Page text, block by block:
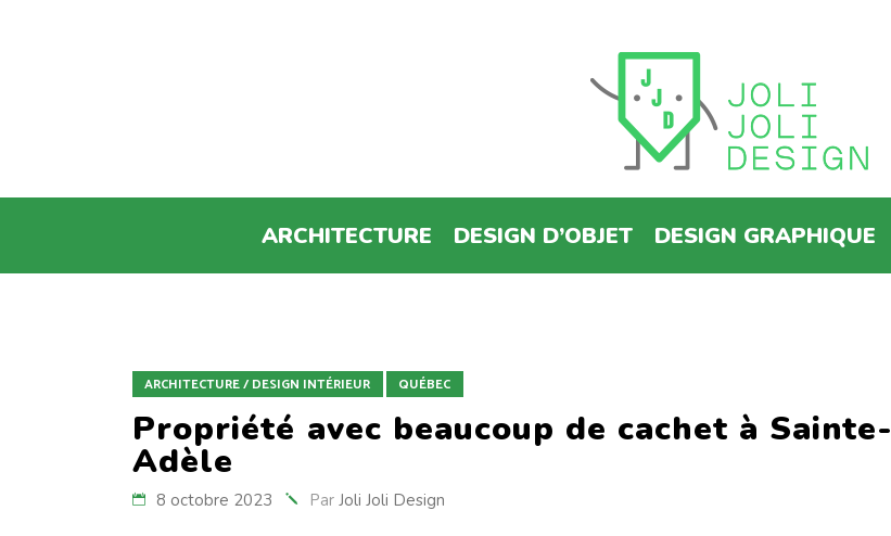
ARCHITECTURE DESIGN D’OBJET DESIGN GRAPHIQUE
ARCHITECTURE / DESIGN INTÉRIEUR QUÉBEC
Propriété avec beaucoup de cachet à Sainte-
Adèle
8 octobre 2023 Par Joli Joli Design